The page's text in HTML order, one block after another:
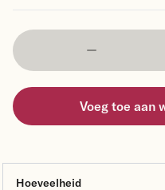
Voeg toe aan
Hoeveelheid